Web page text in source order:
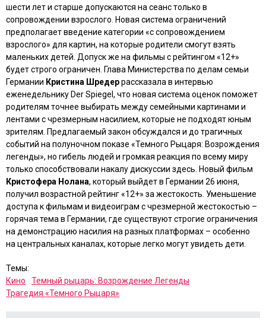
шести лет и старше допускаются на сеанс только в
сопровождении взрослого. Новая система ограничений
предполагает введение категории «с сопровождением
взрослого» для картин, на которые родители смогут взять
маленьких детей. Допуск же на фильмы с рейтингом «12+»
будет строго ограничен. Глава Министерства по делам семьи
Германии Кристина Шредеррассказала в интервью
еженедельнику Der Spiegel , что новая система оценок поможет
родителям точнее выбирать между семейными картинами и
лентами с чрезмерным насилием, которые не подходят юным
зрителям. Предлагаемый закон обсуждался и до трагичных
событий на полуночном показе «Темного Рыцаря: Возрождения
легенды», но гибель людей и громкая реакция по всему миру
только способствовали накалу дискуссии здесь. Новый фильм
Кристофера Нолана, который выйдет в Германии 26 июня,
получил возрастной рейтинг «12+» за жестокость. Уменьшение
доступа к фильмам и видеоиграм с чрезмерной жестокостью –
горячая тема в Германии, где существуют строгие ограничения
на демонстрацию насилия на разных платформах – особенно
на центральных каналах, которые легко могут увидеть дети.
Темы:
Кино
Темный рыцарь: Возрождение Легенды
Трагедия «Темного Рыцаря»